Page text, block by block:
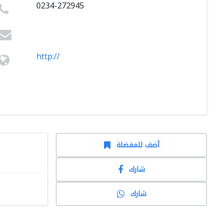
0234-272945
http://
أضف للمفضلة
شارك
شارك